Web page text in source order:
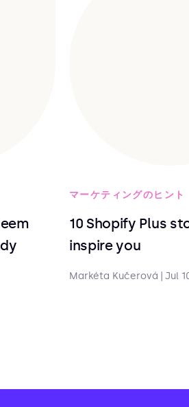
マーケティングのヒント
10 Shopify Plus
inspire you
Markéta Kučerová Jul